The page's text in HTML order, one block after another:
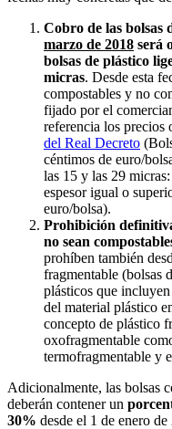
Cobro de las bolsas
marzo de 2018 será
bolsas de plástico
micras. Desde esta
compostables y no
fijado por el
referencia los precios
del Real Decreto
céntimos de euro/
las 15 y las 29
espesor igual o
euro/bolsa).
Prohibición
no sean
prohíben también
fragmentable (bolsas
plásticos que
del material plástico
concepto de plástico
oxofragmentable
termofragmentable y
Adicionalmente, las bolsas
deberán contener un
30% desde el 1 de enero de